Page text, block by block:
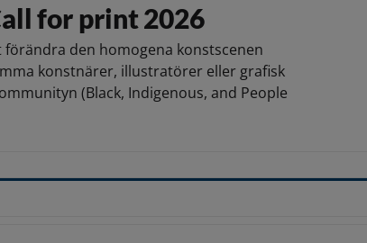
for print 2026
den homogena konstscenen
konstnärer, illustratörer eller grafisk
(Black, Indigenous, and People